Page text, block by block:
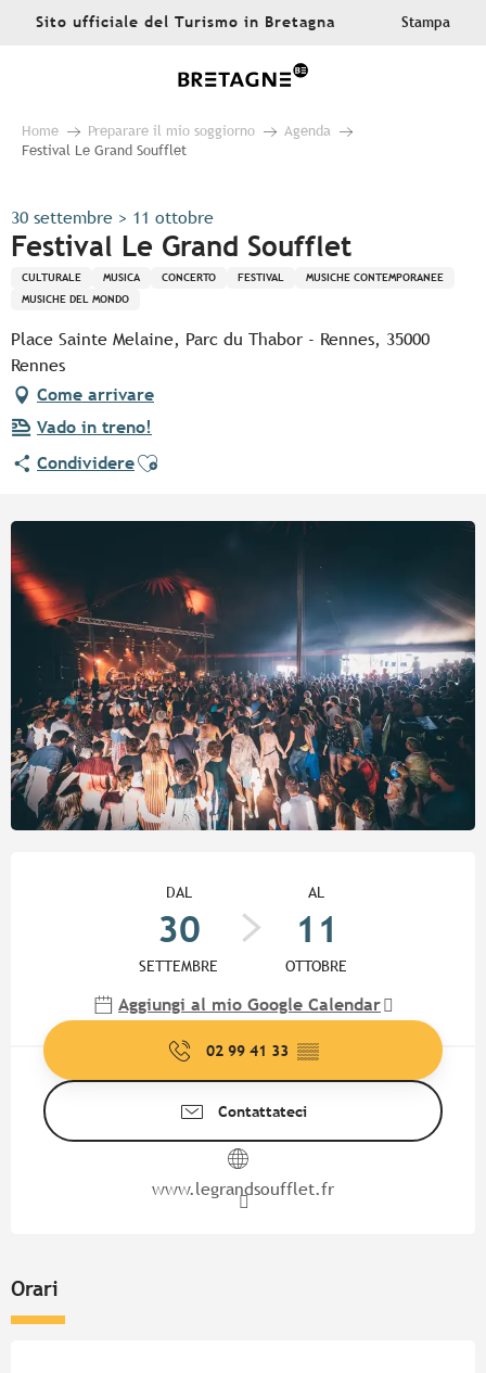
AllerSito ufficiale del Turismo in Bretagna Stampa
Home Preparare il mio soggiorno
Agenda
Festival Le Grand Soufflet
30 settembre > 11 ottobre
Festival Le Grand Soufflet
CULTURALE MUSICA CONCERTO FESTIVAL
MUSICHE CONTEMPORANEE
MUSICHE DEL MONDO
Place Sainte Melaine, Parc du Thabor - Rennes, 35000
Rennes
Come arrivare
Vado in treno!
CondividereAjouter aux favoris
DAL
30
SETTEMBRE
AL
11
OTTOBRE
Aggiungi al mio Google Calendar
02 99 41 33 ▒▒
Contattateci
www.legrandsoufflet.fr
Orari